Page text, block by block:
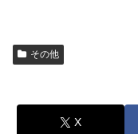
その他
X